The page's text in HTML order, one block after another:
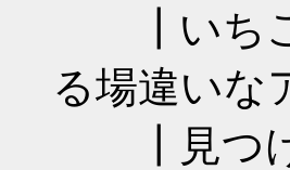
┃いちご
る場違い
┃見つけ